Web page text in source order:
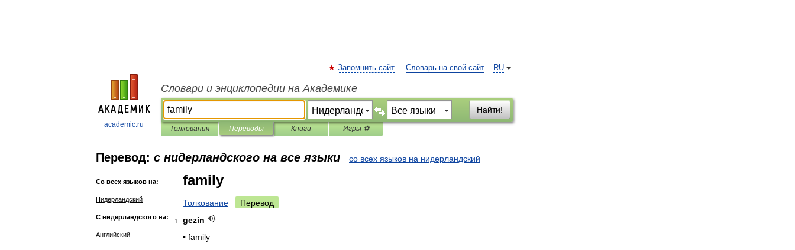
academic.ru
RU
Запомнить сайт Словарь на свой сайт
Словари и энциклопедии на Академике
Найти!
Толкования Переводы Книги Игры ⚽
Перевод: с нидерландского на все языки со всех языков на нидерландский
Со всех языков на:
Нидерландский
С нидерландского на:
Английский
family
Толкование Перевод
1
gezin
• family